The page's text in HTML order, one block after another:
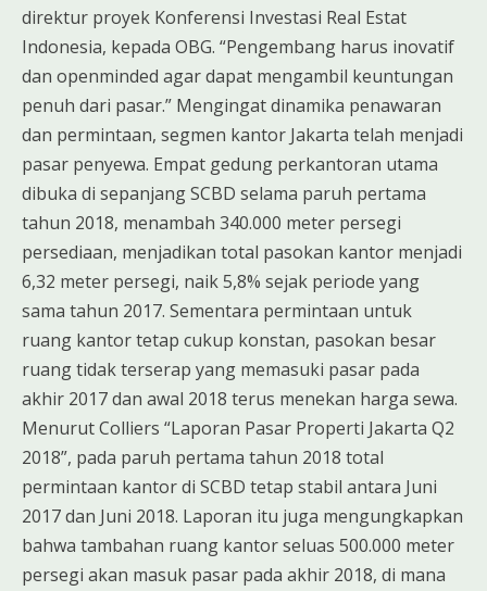
direktur proyek Konferensi Investasi Real Estat
Indonesia, kepada OBG. “Pengembang harus inovatif
dan openminded agar dapat mengambil keuntungan
penuh dari pasar.” Mengingat dinamika penawaran
dan permintaan, segmen kantor Jakarta telah menjadi
pasar penyewa. Empat gedung perkantoran utama
dibuka di sepanjang SCBD selama paruh pertama
tahun 2018, menambah 340.000 meter persegi
persediaan, menjadikan total pasokan kantor menjadi
6,32 meter persegi, naik 5,8% sejak periode yang
sama tahun 2017. Sementara permintaan untuk
ruang kantor tetap cukup konstan, pasokan besar
ruang tidak terserap yang memasuki pasar pada
akhir 2017 dan awal 2018 terus menekan harga sewa.
Menurut Colliers “Laporan Pasar Properti Jakarta Q2
2018”, pada paruh pertama tahun 2018 total
permintaan kantor di SCBD tetap stabil antara Juni
2017 dan Juni 2018. Laporan itu juga mengungkapkan
bahwa tambahan ruang kantor seluas 500.000 meter
persegi akan masuk pasar pada akhir 2018, di mana